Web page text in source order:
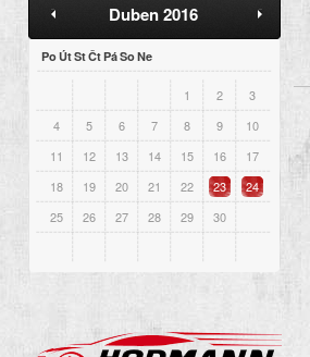
Duben 2016
PoÚtStČtPáSoNe
1 2
3
4
5 6 7 8 9
10
11
12 13 14 15 16
17
18
19 20 21 22 23
24
25
26 27 28 29 30